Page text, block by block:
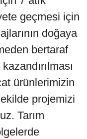
geçmesi için
doğaya
bertaraf
ürünlerimizin
projemizi
Tarım